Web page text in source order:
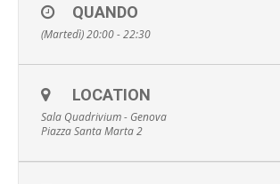
QUANDO
(Martedì) 20:00 - 22:30
LOCATION
Sala Quadrivium - Genova
Piazza Santa Marta 2